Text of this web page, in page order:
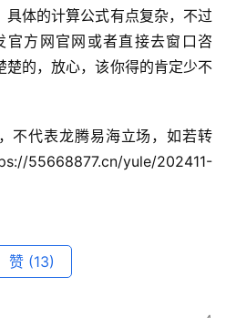
具体的计算公式有点复杂，不过
方网官网或者直接去窗口咨
楚的，放心，该你得的肯定少不
不代表龙腾易海立场，如若转
55668877.cn/yule/202411-
赞 (13)